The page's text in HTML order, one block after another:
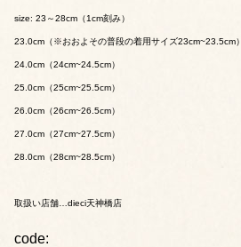
size: 23～28cm（1cm刻み）
23.0cm（※おおよその普段の着用サイズ23cm~23.5cm）
24.0cm（24cm~24.5cm）
25.0cm（25cm~25.5cm）
26.0cm（26cm~26.5cm）
27.0cm（27cm~27.5cm）
28.0cm（28cm~28.5cm）
取扱い店舗…dieci天神橋店
code: